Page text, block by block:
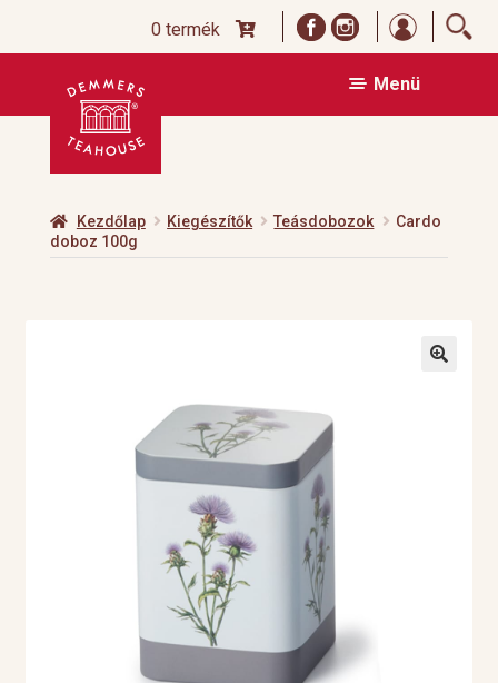
0 termék
Ugrás
navigációhoz
Kilépés
tartalomba
Menü
Kezdőlap Kiegészítők Teásdobozok
Cardo
doboz 100g